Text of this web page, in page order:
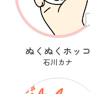
ぬくぬくホッコ
石川カナ